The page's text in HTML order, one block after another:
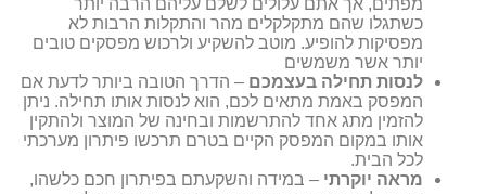
כשתגלו שהם מתקלקלים מהר והתקלות הרבות לא
מפסיקות להופיע. מוטב להשקיע ולרכוש מפסקים טובים
יותר אשר משמשים
לנסות תחילה בעצמכם – הדרך הטובה ביותר לדעת אם
המפסק באמת מתאים לכם, הוא לנסות אותו תחילה. ניתן
להזמין מתג אחד להתרשמות ובחינה של המוצר ולהתקין
אותו במקום המפסק הקיים בטרם תרכשו פיתרון מערכתי
לכל הבית.
מראה יוקרתי – במידה והשקעתם בפיתרון חכם כלשהו,